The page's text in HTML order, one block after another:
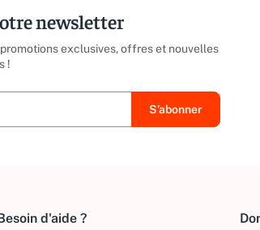
newsletter
exclusives, offres et nouvelles
!
d'aide ?